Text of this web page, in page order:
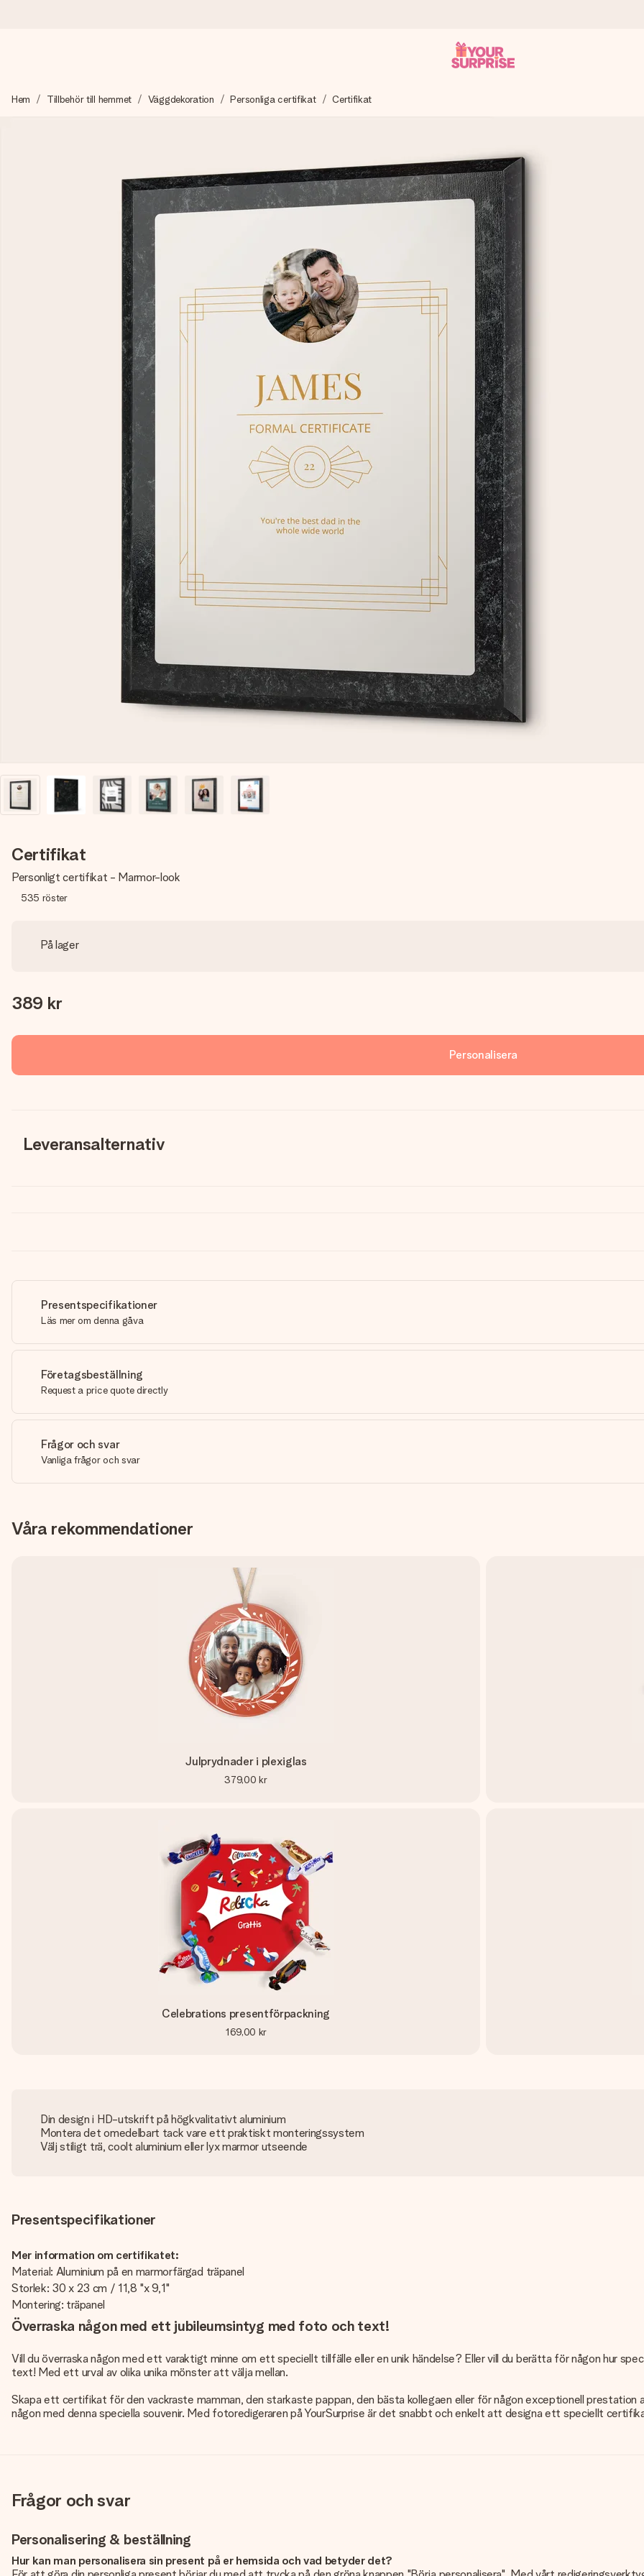
Vi skapar din gåva med omsorg och skickar den blixtsnabbt – så att du kan ge den i precis rätt tid, när det betyder som mest.
Våra gåvor inspirerar. Kunder ger oss 4,6 på Google Reviews.
Skapa något unikt med bara några få steg – med hennes namn, ditt foto eller ett meddelande som verkligen berör hennes hjärta.
Hem Tillbehör till hemmet Väggdekoration Personliga certifikat Certifikat
Certifikat
Personligt certifikat - Marmor-look
535 röster
På lager
389 kr
Personalisera
Leveransalternativ
Presentspecifikationer
Läs mer om denna gåva
Företagsbeställning
Request a price quote directly
Frågor och svar
Vanliga frågor och svar
Våra rekommendationer
Julprydnader i plexiglas
379,00 kr
Celebrations presentförpackning
169,00 kr
Din design i HD-utskrift på högkvalitativt aluminium
Montera det omedelbart tack vare ett praktiskt monteringssystem
Välj stiligt trä, coolt aluminium eller lyx marmor utseende
Presentspecifikationer
Mer information om certifikatet:
Material: Aluminium på en marmorfärgad träpanel
Storlek: 30 x 23 cm / 11,8 "x 9,1"
Montering: träpanel
Överraska någon med ett jubileumsintyg med foto och text!
Vill du överraska någon med ett varaktigt minne om ett speciellt tillfälle eller en unik händelse? Eller vill du berätta för någon hur
text! Med ett urval av olika unika mönster att välja mellan.
Skapa ett certifikat för den vackraste mamman, den starkaste pappan, den bästa kollegaen eller för någon exceptionell prestation
någon med denna speciella souvenir. Med fotoredigeraren på YourSurprise är det snabbt och enkelt att designa ett speciellt
Frågor och svar
Personalisering & beställning
Hur kan man personalisera sin present på er hemsida och vad betyder det?